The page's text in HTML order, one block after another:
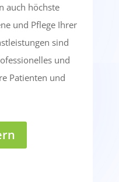
auch höchste
und Pflege Ihrer
sind
und
Patienten und